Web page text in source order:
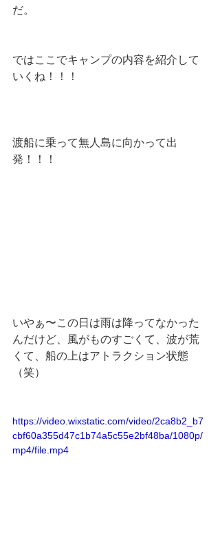
だ。
ではここでキャンプの内容を紹介して
いくね！！！
渡船に乗って無人島に向かって出
発！！！
いやぁ〜この日は雨は降ってなかった
んだけど、風がものすごくて、波が荒
くて、船の上はアトラクション状態
（笑）
https://video.wixstatic.com/video/2ca8b2_b7
cbf60a355d47c1b74a5c55e2bf48ba/1080p/
mp4/file.mp4